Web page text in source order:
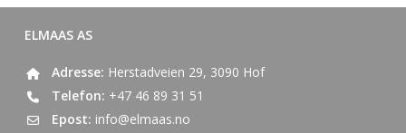
ELMAAS AS
Adresse: Herstadveien 29, 3090 Hof
Telefon: +47 46 89 31 51
Epost: info@elmaas.no